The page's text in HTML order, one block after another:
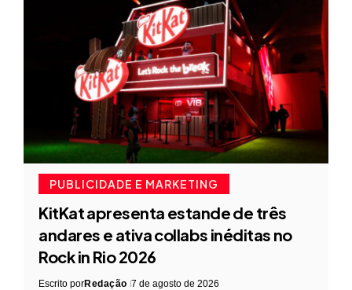
PUBLICIDADE E MARKETING
KitKat apresenta estande de três
andares e ativa collabs inéditas no
Rock in Rio 2026
Escrito porRedação 7 de agosto de 2026